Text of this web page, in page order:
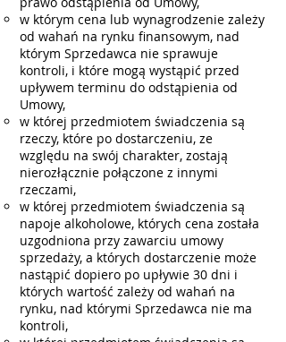
w którym cena lub wynagrodzenie zależy
od wahań na rynku finansowym, nad
którym Sprzedawca nie sprawuje
kontroli, i które mogą wystąpić przed
upływem terminu do odstąpienia od
Umowy,
w której przedmiotem świadczenia są
rzeczy, które po dostarczeniu, ze
względu na swój charakter, zostają
nierozłącznie połączone z innymi
rzeczami,
w której przedmiotem świadczenia są
napoje alkoholowe, których cena została
uzgodniona przy zawarciu umowy
sprzedaży, a których dostarczenie może
nastąpić dopiero po upływie 30 dni i
których wartość zależy od wahań na
rynku, nad którymi Sprzedawca nie ma
kontroli,